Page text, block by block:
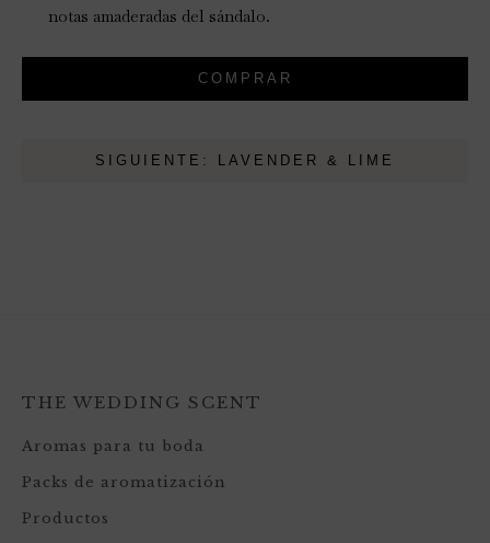
notas amaderadas del sándalo.
COMPRAR
SIGUIENTE: LAVENDER & LIME
THE WEDDING SCENT
Aromas para tu boda
Packs de aromatización
Productos